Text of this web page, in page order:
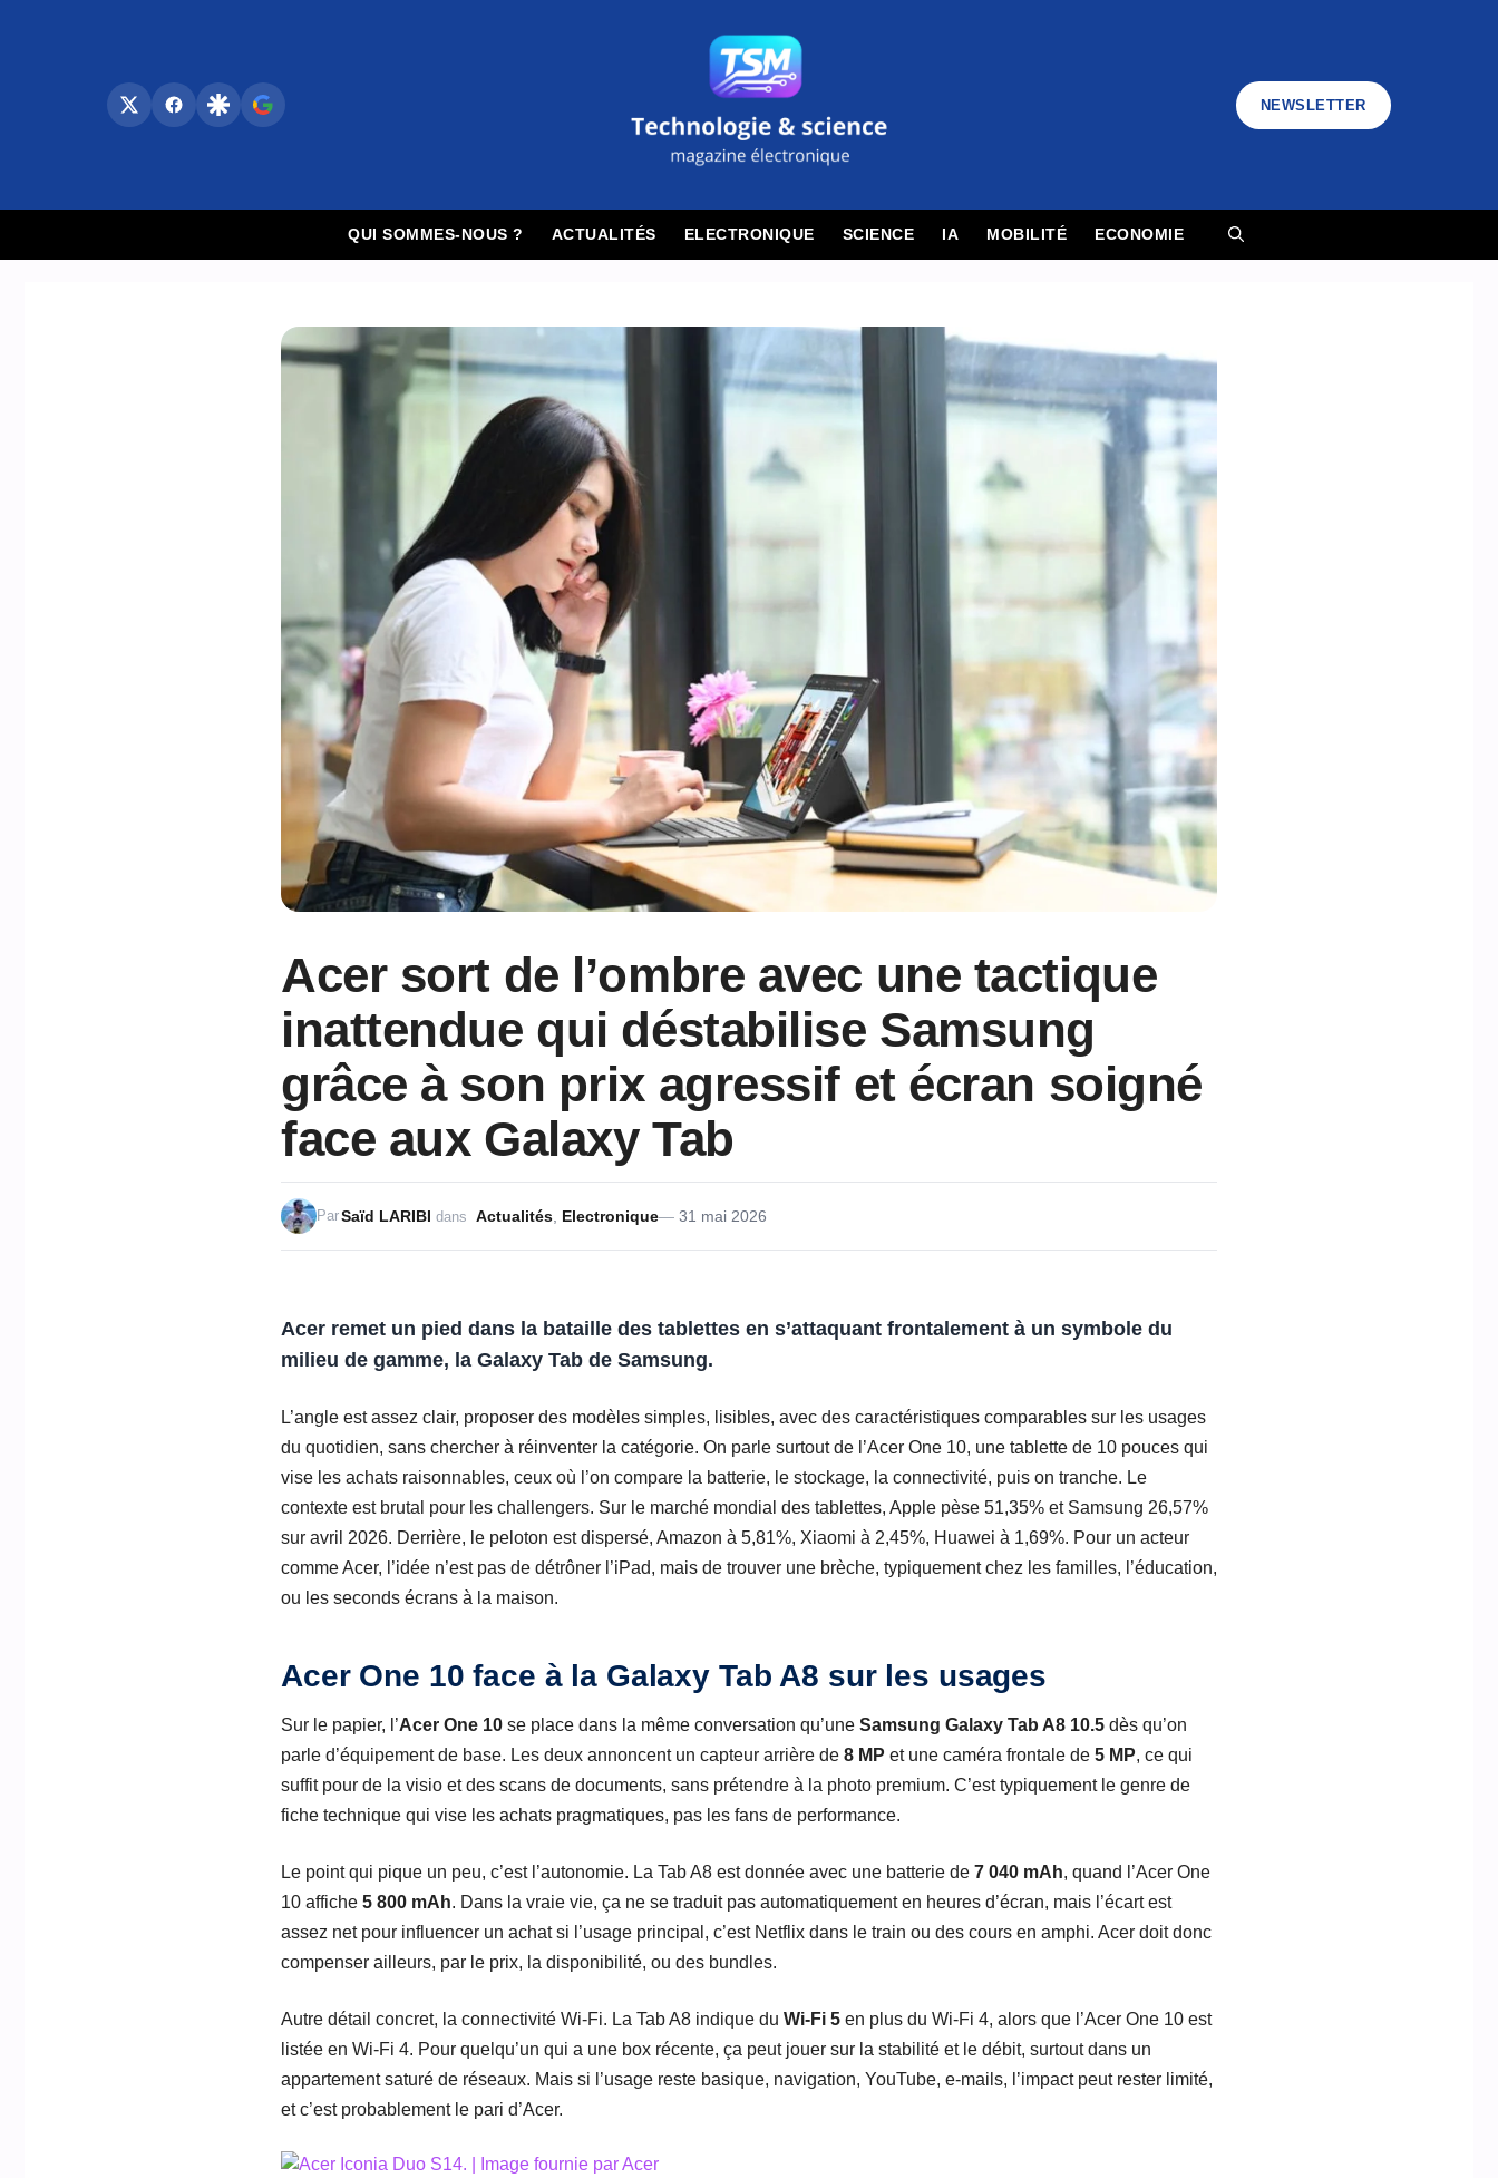
NEWSLETTER
QUI SOMMES-NOUS ? ACTUALITÉS ELECTRONIQUE SCIENCE IA MOBILITÉ ECONOMIE
Acer sort de l’ombre avec une tactique
inattendue qui déstabilise Samsung
grâce à son prix agressif et écran soigné
face aux Galaxy Tab
31 mai 2026
ParSaïd LARIBI dans Actualités Electronique
Acer remet un pied dans la bataille des tablettes en s’attaquant frontalement à un symbole du
milieu de gamme, la Galaxy Tab de Samsung.
L’angle est assez clair, proposer des modèles simples, lisibles, avec des caractéristiques comparables sur les usages
du quotidien, sans chercher à réinventer la catégorie. On parle surtout de l’Acer One 10, une tablette de 10 pouces qui
vise les achats raisonnables, ceux où l’on compare la batterie, le stockage, la connectivité, puis on tranche. Le
contexte est brutal pour les challengers. Sur le marché mondial des tablettes, Apple pèse 51,35% et Samsung 26,57%
sur avril 2026. Derrière, le peloton est dispersé, Amazon à 5,81%, Xiaomi à 2,45%, Huawei à 1,69%. Pour un acteur
comme Acer, l’idée n’est pas de détrôner l’iPad, mais de trouver une brèche, typiquement chez les familles, l’éducation,
ou les seconds écrans à la maison.
Acer One 10 face à la Galaxy Tab A8 sur les usages
Sur le papier, l’Acer One 10 se place dans la même conversation qu’une Samsung Galaxy Tab A8 10.5 dès qu’on
parle d’équipement de base. Les deux annoncent un capteur arrière de 8 MP et une caméra frontale de 5 MP, ce qui
suffit pour de la visio et des scans de documents, sans prétendre à la photo premium. C’est typiquement le genre de
fiche technique qui vise les achats pragmatiques, pas les fans de performance.
Le point qui pique un peu, c’est l’autonomie. La Tab A8 est donnée avec une batterie de 7 040 mAh, quand l’Acer One
10 affiche 5 800 mAh. Dans la vraie vie, ça ne se traduit pas automatiquement en heures d’écran, mais l’écart est
assez net pour influencer un achat si l’usage principal, c’est Netflix dans le train ou des cours en amphi. Acer doit donc
compenser ailleurs, par le prix, la disponibilité, ou des bundles.
Autre détail concret, la connectivité Wi-Fi. La Tab A8 indique du Wi-Fi 5 en plus du Wi-Fi 4, alors que l’Acer One 10 est
listée en Wi-Fi 4. Pour quelqu’un qui a une box récente, ça peut jouer sur la stabilité et le débit, surtout dans un
appartement saturé de réseaux. Mais si l’usage reste basique, navigation, YouTube, e-mails, l’impact peut rester limité,
et c’est probablement le pari d’Acer.